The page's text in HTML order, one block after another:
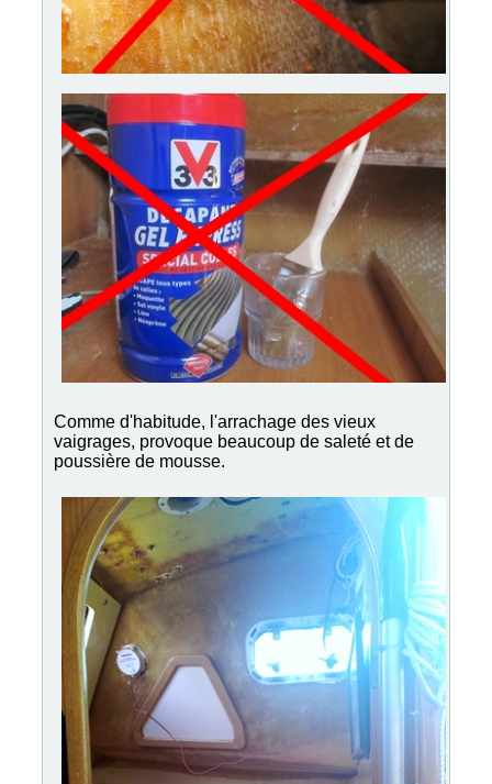
Comme d'habitude, l'arrachage des vieux
vaigrages, provoque beaucoup de saleté et de
poussière de mousse.